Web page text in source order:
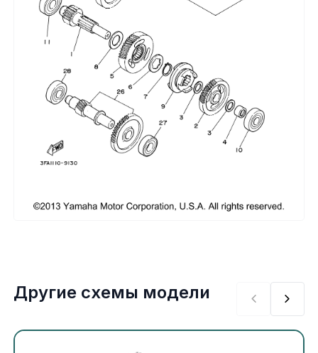
Топливная система
Тормозная система
Трансмиссия
Управление
Хранение и перевозка
Другие схемы модели